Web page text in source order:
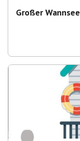
Großer Wannsee